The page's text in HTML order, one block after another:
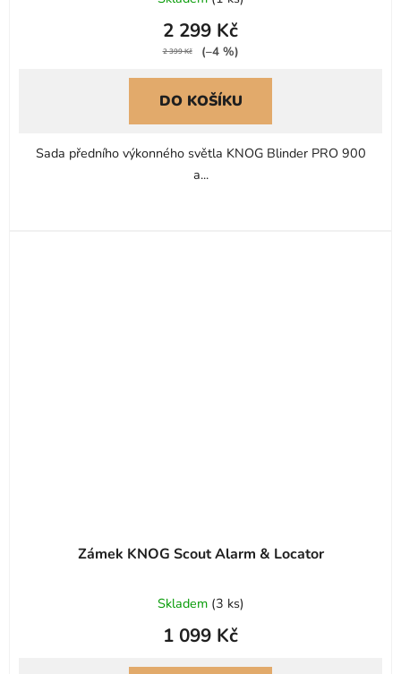
2 299 Kč
2 399 Kč (–4 %)
DO KOŠÍKU
Sada předního výkonného světla KNOG Blinder PRO 900
a...
Zámek KNOG Scout Alarm & Locator
hodnocení
produktu
Skladem (3 ks)
1 099 Kč